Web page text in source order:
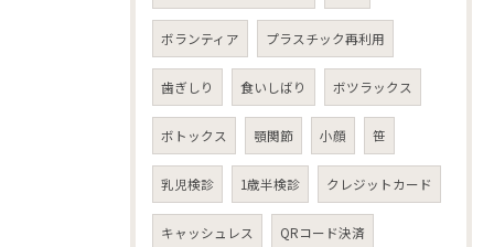
ボランティア プラスチック再利用
歯ぎしり 食いしばり ボツラックス
ボトックス 顎関節 小顔 笹
乳児検診 1歳半検診 クレジットカード
キャッシュレス QRコード決済